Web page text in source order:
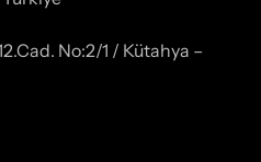
No:2/1 / Kütahya –